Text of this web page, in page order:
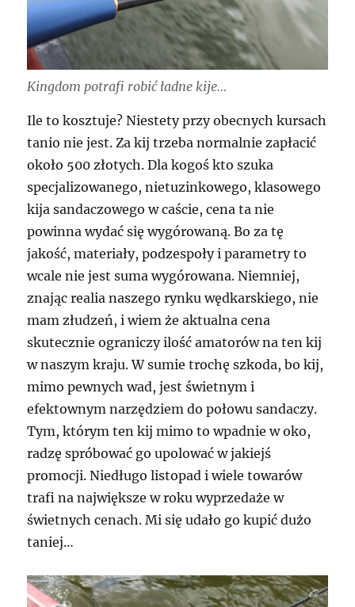
Kingdom potrafi robić ładne kije…
Ile to kosztuje? Niestety przy obecnych kursach
tanio nie jest. Za kij trzeba normalnie zapłacić
około 500 złotych. Dla kogoś kto szuka
specjalizowanego, nietuzinkowego, klasowego
kija sandaczowego w caście, cena ta nie
powinna wydać się wygórowaną. Bo za tę
jakość, materiały, podzespoły i parametry to
wcale nie jest suma wygórowana. Niemniej,
znając realia naszego rynku wędkarskiego, nie
mam złudzeń, i wiem że aktualna cena
skutecznie ograniczy ilość amatorów na ten kij
w naszym kraju. W sumie trochę szkoda, bo kij,
mimo pewnych wad, jest świetnym i
efektownym narzędziem do połowu sandaczy.
Tym, którym ten kij mimo to wpadnie w oko,
radzę spróbować go upolować w jakiejś
promocji. Niedługo listopad i wiele towarów
trafi na największe w roku wyprzedaże w
świetnych cenach. Mi się udało go kupić dużo
taniej…